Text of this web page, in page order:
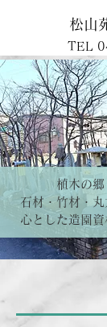
松山
​TEL
植木の
石材・竹材・
心とした造園